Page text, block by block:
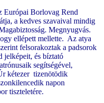
Európai Borlovag Rend
a kedves szavaival mindig
Megnyugvás.
ellépett mellette. Az atya
felsorakoztak a padsorok
jelképeit, és bíztató
segítségével,
kétezer tizenötödik
napon
tiszteletére.